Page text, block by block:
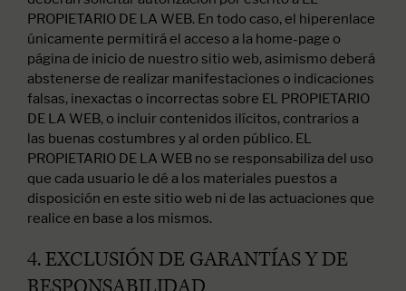
PROPIETARIO DE LA WEB. En todo caso, el hiperenlace
únicamente permitirá el acceso a la home-page o
página de inicio de nuestro sitio web, asimismo deberá
abstenerse de realizar manifestaciones o indicaciones
falsas, inexactas o incorrectas sobre EL PROPIETARIO
DE LA WEB, o incluir contenidos ilícitos, contrarios a
las buenas costumbres y al orden público. EL
PROPIETARIO DE LA WEB no se responsabiliza del uso
que cada usuario le dé a los materiales puestos a
disposición en este sitio web ni de las actuaciones que
realice en base a los mismos.
4. EXCLUSIÓN DE GARANTÍAS Y DE